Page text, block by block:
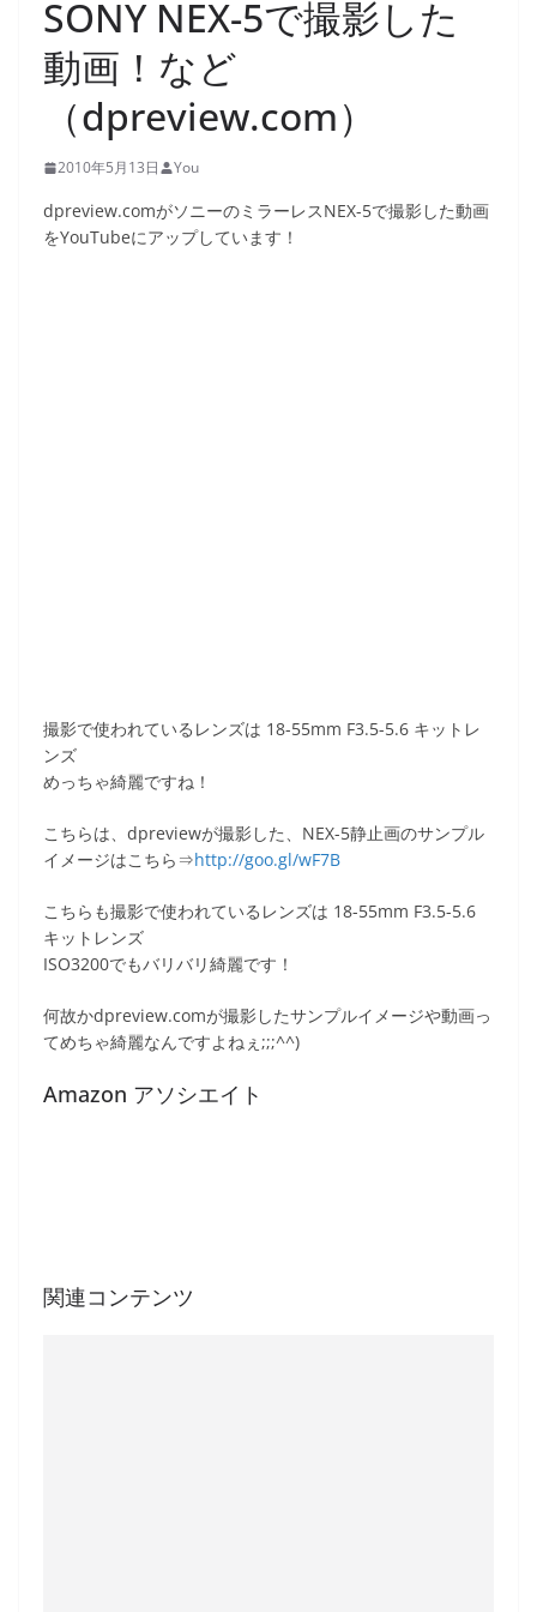
SONY NEX-5で撮影した
動画！など
（dpreview.com）
2010年5月13日 You
dpreview.comがソニーのミラーレスNEX-5で撮影した動画
をYouTubeにアップしています！
撮影で使われているレンズは 18-55mm F3.5-5.6 キットレ
ンズ
めっちゃ綺麗ですね！
こちらは、dpreviewが撮影した、NEX-5静止画のサンプル
イメージはこちら⇒http://goo.gl/wF7B
こちらも撮影で使われているレンズは 18-55mm F3.5-5.6
キットレンズ
ISO3200でもバリバリ綺麗です！
何故かdpreview.comが撮影したサンプルイメージや動画っ
てめちゃ綺麗なんですよねぇ;;;^^)
Amazon アソシエイト
関連コンテンツ